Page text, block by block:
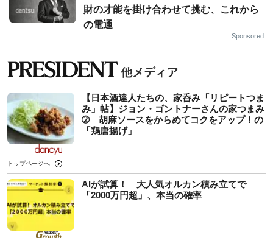
財の才能を掛け合わせて挑む、これから
の電通
Sponsored
【日本酒達人たちの、家呑み「リピートつま
み」帖】ジョン・ゴントナーさんの家つまみ
➁ 胡麻ソースをからめてコクをアップ！の
「鶏唐揚げ」
トップページへ
AIが試算！ 大人気オルカン積み立てで
「2000万円超」、本当の確率